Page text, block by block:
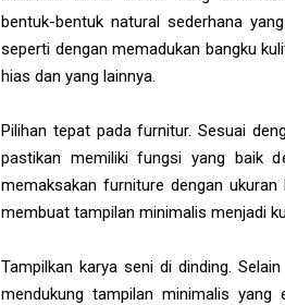
bentuk-bentuk natural sederhana
seperti dengan memadukan bangku
hias dan yang lainnya.
Pilihan tepat pada furnitur. Sesuai
pastikan memiliki fungsi yang baik
memaksakan furniture dengan
membuat tampilan minimalis menjadi
Tampilkan karya seni di dinding.
mendukung tampilan minimalis yang